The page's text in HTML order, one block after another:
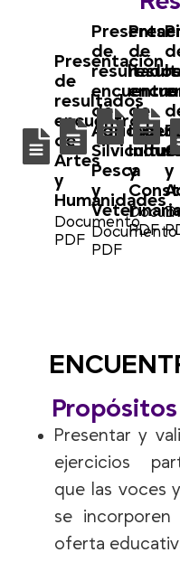
Presentación
de
resultados
encuentro
de
Artes
y
Humanidades
Documento
PDF
de
resultados
encuentro
de
Pesca
y
Documento
PDF
de
de
y
PDF
y
Presentar y
ejercicios
que las voces
se
oferta